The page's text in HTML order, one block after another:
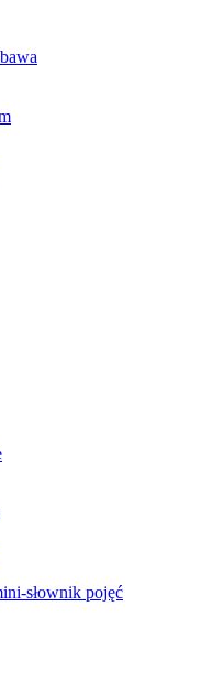
słownik pojęć